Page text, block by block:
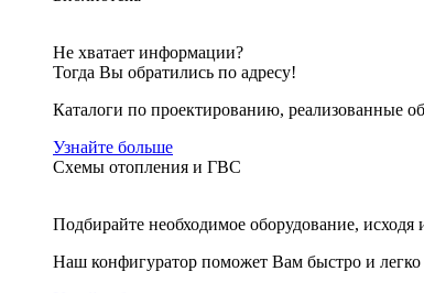
Не хватает информации?
Тогда Вы обратились по адресу!
Каталоги по проектированию, реализованные
Узнайте больше
Схемы отопления и ГВС
Подбирайте необходимое оборудование, исходя
Наш конфигуратор поможет Вам быстро и